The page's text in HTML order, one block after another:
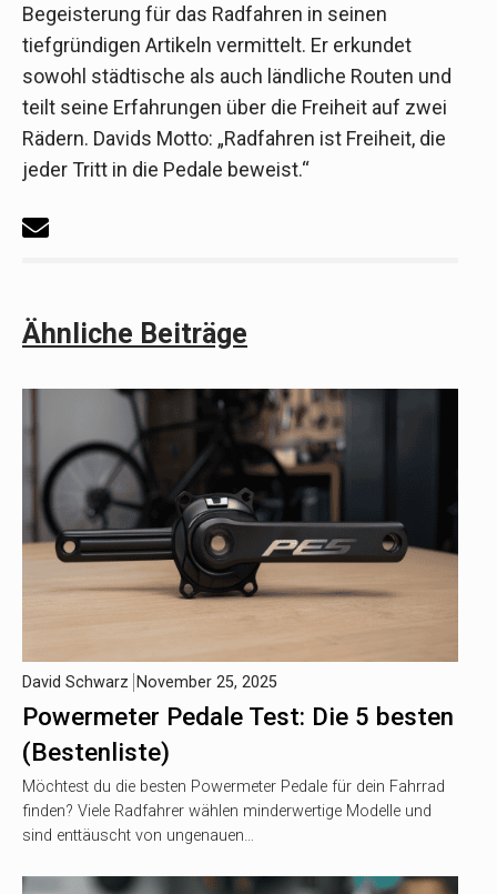
Begeisterung für das Radfahren in seinen
tiefgründigen Artikeln vermittelt. Er erkundet
sowohl städtische als auch ländliche Routen und
teilt seine Erfahrungen über die Freiheit auf zwei
Rädern. Davids Motto: „Radfahren ist Freiheit, die
jeder Tritt in die Pedale beweist.“
Ähnliche Beiträge
Powermeter Pedale Test: Die 5 besten
(Bestenliste)
David Schwarz November 25, 2025
Möchtest du die besten Powermeter Pedale für dein Fahrrad
finden? Viele Radfahrer wählen minderwertige Modelle und
sind enttäuscht von ungenauen…